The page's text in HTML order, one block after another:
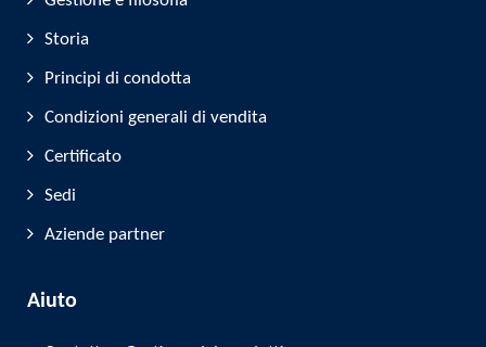
Storia
Principi di condotta
Condizioni generali di vendita
Certificato
Sedi
Aziende partner
Aiuto